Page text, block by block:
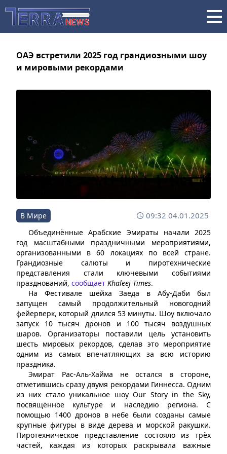
ОАЭ встретили 2025 год грандиозными шоу
и мировыми рекордами
В Мире 09:32 04.01.2025
Объединённые Арабские Эмираты начали 2025
год масштабными праздничными мероприятиями,
организованными в 60 локациях по всей стране.
Грандиозные салюты и пиротехнические
представления стали ключевыми событиями
празднований, сообщает Khaleej Times.
На Фестивале шейха Заеда в Абу-Даби был
запущен самый продолжительный новогодний
фейерверк, который длился 53 минуты. Шоу включало
запуск 10 тысяч дронов и 100 тысяч воздушных
шаров. Организаторы поставили цель установить
шесть мировых рекордов, сделав это мероприятие
одним из самых впечатляющих за всю историю
праздника.
Эмират Рас-Аль-Хайма не остался в стороне,
отметившись сразу двумя рекордами Гиннесса. Одним
из них стало уникальное шоу Our Story in the Sky,
посвящённое культуре и наследию региона. С
помощью 1400 дронов в небе были созданы самые
крупные фигуры в виде дерева и морской ракушки.
Пиротехническое представление состояло из трёх
частей, каждая из которых раскрывала важные